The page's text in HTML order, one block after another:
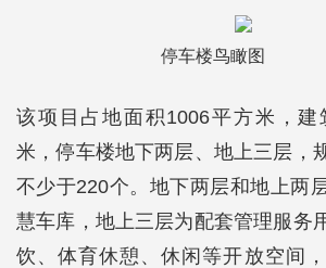
停车楼鸟瞰图
该项目占地面积1006平方米，建
米，停车楼地下两层、地上三层，
不少于220个。地下两层和地上两
慧车库，地上三层为配套管理服务
饮、体育休憩、休闲等开放空间